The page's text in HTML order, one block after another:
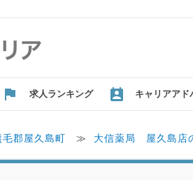
求人ランキング キャリアアド
毛郡屋久島町 ≫ 大信薬局 屋久島店